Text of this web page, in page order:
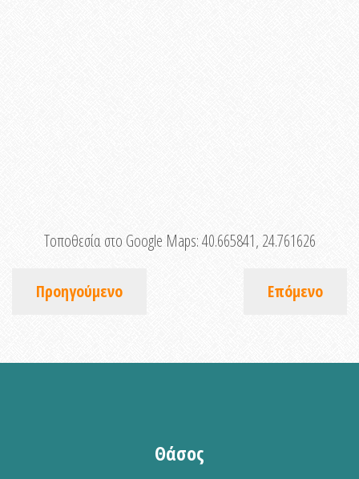
Τοποθεσία στο Google Maps:40.665841, 24.761626
Προηγούμενο Επόμενο
Θάσος